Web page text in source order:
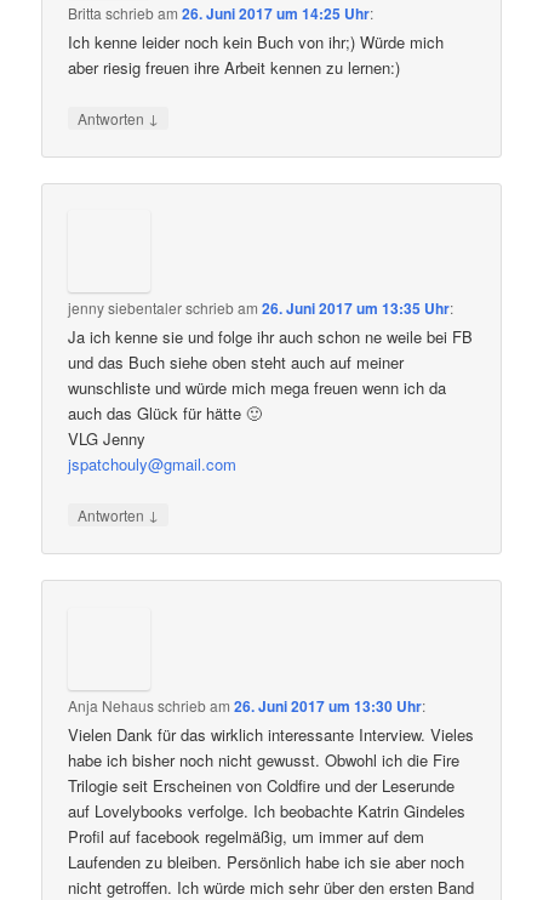
Britta schriebam26. Juni 2017 um 14:25 Uhr:
Ich kenne leider noch kein Buch von ihr;) Würde mich
aber riesig freuen ihre Arbeit kennen zu lernen:)
Antworten ↓
jenny siebentalerschriebam26. Juni 2017 um 13:35 Uhr:
Ja ich kenne sie und folge ihr auch schon ne weile bei FB
und das Buch siehe oben steht auch auf meiner
wunschliste und würde mich mega freuen wenn ich da
auch das Glück für hätte 🙂
VLG Jenny
jspatchouly@gmail.com
Antworten ↓
Anja Nehausschriebam26. Juni 2017 um 13:30 Uhr:
Vielen Dank für das wirklich interessante Interview. Vieles
habe ich bisher noch nicht gewusst. Obwohl ich die Fire
Trilogie seit Erscheinen von Coldfire und der Leserunde
auf Lovelybooks verfolge. Ich beobachte Katrin Gindeles
Profil auf facebook regelmäßig, um immer auf dem
Laufenden zu bleiben. Persönlich habe ich sie aber noch
nicht getroffen. Ich würde mich sehr über den ersten Band